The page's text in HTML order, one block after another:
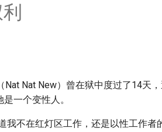
Nat Nat New）曾在狱中度过了14天
一个变性人。
我不在红灯区工作，还是以性工作者